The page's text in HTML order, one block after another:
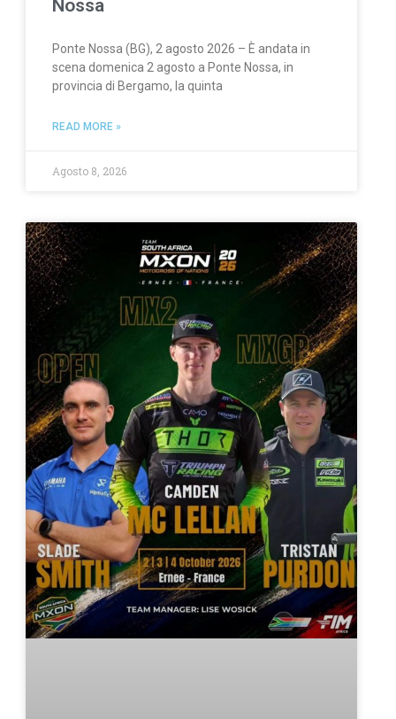
Nossa
Ponte Nossa (BG), 2 agosto 2026 – È andata in
scena domenica 2 agosto a Ponte Nossa, in
provincia di Bergamo, la quinta
READ MORE »
Agosto 8, 2026